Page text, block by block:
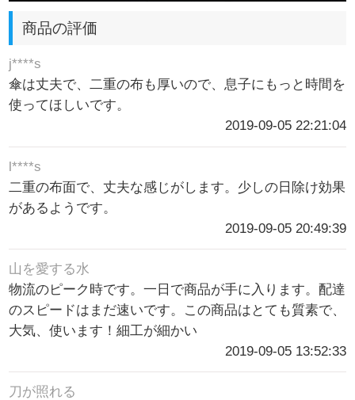
商品の評価
j****s
傘は丈夫で、二重の布も厚いので、息子にもっと時間を
使ってほしいです。
2019-09-05 22:21:04
l****s
二重の布面で、丈夫な感じがします。少しの日除け効果
があるようです。
2019-09-05 20:49:39
山を愛する水
物流のピーク時です。一日で商品が手に入ります。配達
のスピードはまだ速いです。この商品はとても質素で、
大気、使います！細工が細かい
2019-09-05 13:52:33
刀が照れる